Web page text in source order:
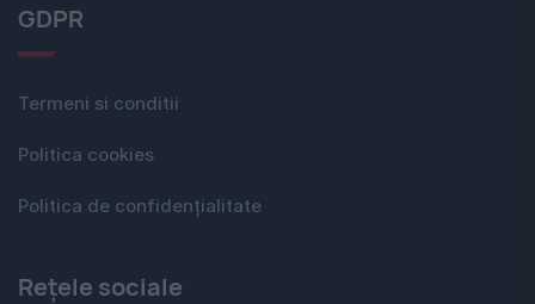
GDPR
Termeni si conditii
Politica cookies
Politica de confidențialitate
Rețele sociale